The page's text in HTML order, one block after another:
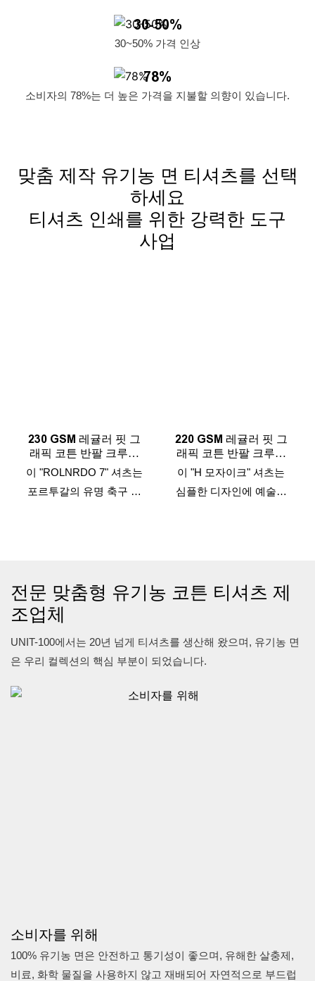
30-50%
30~50% 가격 인상
78%
소비자의 78%는 더 높은 가격을 지불할 의향이 있습니다.
맞춤 제작 유기농 면 티셔츠를 선택
하세요
티셔츠 인쇄를 위한 강력한 도구
사업
230 GSM 레귤러 핏 그
래픽 코튼 반팔 크루넥
오가닉 코튼 티셔츠
이 "ROLNRDO 7" 셔츠는
포르투갈의 유명 축구 선
용감과 통기성을 자랑합
니다. 큼직한
"ROLNRDO" 프린트와
상징적인 등번호 7은 그
의 용감무쌍한 에너지와
220 GSM 레귤러 핏 그
래픽 코튼 반팔 크루넥
오가닉 코튼 티셔츠
이 "H 모자이크" 셔츠는
심플한 디자인에 예술적
도 충분히 튼튼합니다. 클
래식한 크루넥과 레귤러
잘 어울립니다. 블랙, 브
라운, 화이트의 기하학적
어진 커다란 "H" 로고는
전문 맞춤형 유기농 코튼 티셔츠 제
조업체
UNIT-100에서는 20년 넘게 티셔츠를 생산해 왔으며, 유기농 면
은 우리 컬렉션의 핵심 부분이 되었습니다.
소비자를 위해
100% 유기농 면은 안전하고 통기성이 좋으며, 유해한 살충제,
비료, 화학 물질을 사용하지 않고 재배되어 자연적으로 부드럽